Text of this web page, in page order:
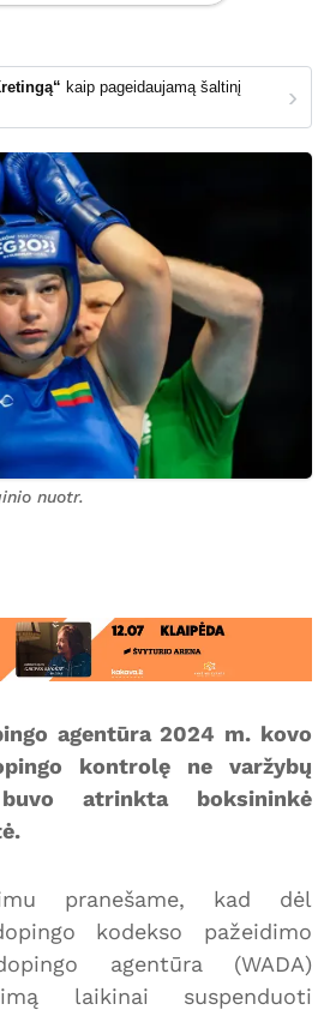
kaip pageidaujamą šaltinį
›
nuotr.
agentūra 2024 m. kovo
kontrolę ne varžybų
atrinkta boksininkė
pranešame, kad dėl
kodekso pažeidimo
agentūra (WADA)
laikinai suspenduoti